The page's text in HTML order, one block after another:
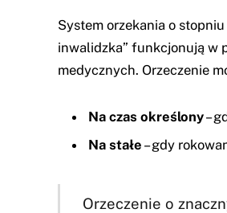
System orzekania o
inwalidzka” funkcjonują w
medycznych. Orzeczenie
Na czas określony–
Na stałe – gdy
Orzeczenie o